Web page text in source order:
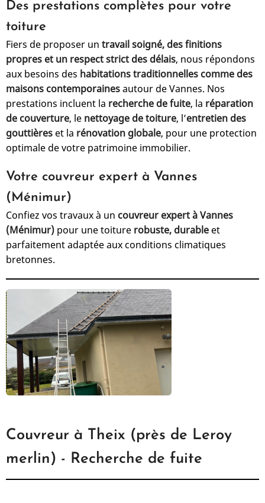
Des prestations complètes pour votre
toiture
Fiers de proposer un travail soigné, des finitions
propres et un respect strict des délais, nous répondons
aux besoins des habitations traditionnelles comme des
maisons contemporainesautour de Vannes. Nos
prestations incluent la recherche de fuite, la réparation
de couverture, le nettoyage de toiture, l’entretien des
gouttières et la rénovation globale, pour une protection
optimale de votre patrimoine immobilier.
Votre couvreur expert à Vannes
(Ménimur)
Confiez vos travaux à un couvreur expert à Vannes
(Ménimur) pour une toiture robuste, durable et
parfaitement adaptée aux conditions climatiques
bretonnes.
Couvreur à Theix (près de Leroy
merlin) - Recherche de fuite